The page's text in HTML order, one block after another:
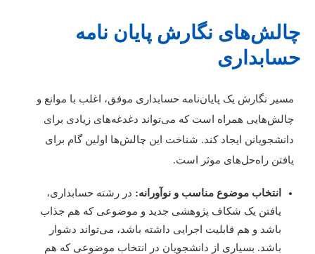
نگارش پایان نامه
نگارش یک پایان‌نامه حسابداری موفق، اغلب با موانع و
همراه است که می‌تواند دغدغه‌های زیادی برای
ایجاد کند. شناخت این چالش‌ها اولین گام برای
راه‌حل‌های موثر است.
انتخاب موضوع مناسب و نوآورانه:در رشته حسابداری،
یافتن یک شکاف پژوهشی جدید و موضوعی که هم جذاب
باشد و هم قابلیت اجرایی داشته باشد، می‌تواند دشوار
باشد. بسیاری از دانشجویان در انتخاب موضوعی که هم